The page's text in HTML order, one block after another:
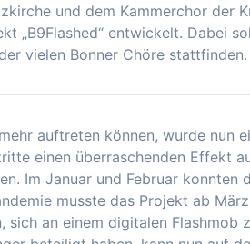
und dem Kammerchor der
„B9Flashed“ entwickelt. Dabei
vielen Bonner Chöre stattfinden.
auftreten können, wurde nun
einen überraschenden Effekt
Im Januar und Februar konnten
musste das Projekt ab
an einem digitalen Flashmob